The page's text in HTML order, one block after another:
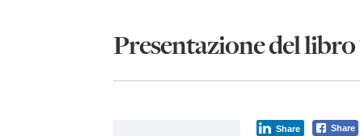
Presentazione del
Share
Share